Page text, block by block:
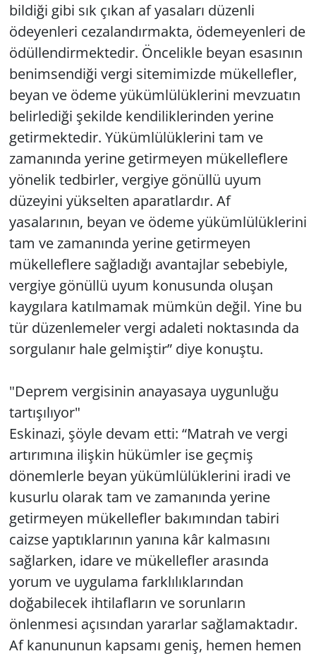
bildiği gibi sık çıkan af yasaları düzenli
ödeyenleri cezalandırmakta, ödemeyenleri de
ödüllendirmektedir. Öncelikle beyan esasının
benimsendiği vergi sitemimizde mükellefler,
beyan ve ödeme yükümlülüklerini mevzuatın
belirlediği şekilde kendiliklerinden yerine
getirmektedir. Yükümlülüklerini tam ve
zamanında yerine getirmeyen mükelleflere
yönelik tedbirler, vergiye gönüllü uyum
düzeyini yükselten aparatlardır. Af
yasalarının, beyan ve ödeme yükümlülüklerini
tam ve zamanında yerine getirmeyen
mükelleflere sağladığı avantajlar sebebiyle,
vergiye gönüllü uyum konusunda oluşan
kaygılara katılmamak mümkün değil. Yine bu
tür düzenlemeler vergi adaleti noktasında da
sorgulanır hale gelmiştir” diye konuştu.
"Deprem vergisinin anayasaya uygunluğu
tartışılıyor"
Eskinazi, şöyle devam etti: “Matrah ve vergi
artırımına ilişkin hükümler ise geçmiş
dönemlerle beyan yükümlülüklerini iradi ve
kusurlu olarak tam ve zamanında yerine
getirmeyen mükellefler bakımından tabiri
caizse yaptıklarının yanına kâr kalmasını
sağlarken, idare ve mükellefler arasında
yorum ve uygulama farklılıklarından
doğabilecek ihtilafların ve sorunların
önlenmesi açısından yararlar sağlamaktadır.
Af kanununun kapsamı geniş, hemen hemen